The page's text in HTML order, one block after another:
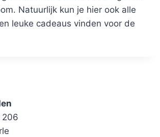
Natuurlijk kun je hier ook alle
leuke cadeaus vinden voor de
206